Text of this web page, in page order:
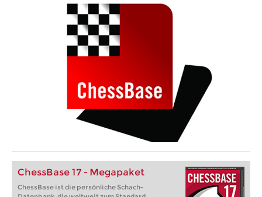
ChessBase 17 - Megapaket
ChessBase ist die persönliche Schach-